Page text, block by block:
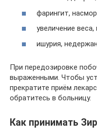
фарингит,
увеличение
ишурия,
При передозировке
выраженными. Чтобы
прекратите приём
обратитесь в больницу.
Как принимать